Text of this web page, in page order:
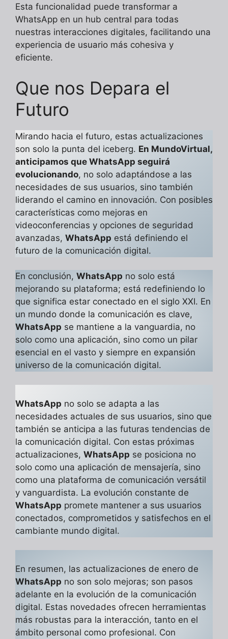
Esta funcionalidad puede transformar a
WhatsApp en un hub central para todas
nuestras interacciones digitales, facilitando una
experiencia de usuario más cohesiva y
eficiente.
Que nos Depara el
Futuro
Mirando hacia el futuro, estas actualizaciones
son solo la punta del iceberg. En MundoVirtual,
anticipamos que WhatsApp seguirá
evolucionando, no solo adaptándose a las
necesidades de sus usuarios, sino también
liderando el camino en innovación. Con posibles
características como mejoras en
videoconferencias y opciones de seguridad
avanzadas, WhatsApp está definiendo el
futuro de la comunicación digital.
En conclusión, WhatsApp no solo está
mejorando su plataforma; está redefiniendo lo
que significa estar conectado en el siglo XXI. En
un mundo donde la comunicación es clave,
WhatsApp se mantiene a la vanguardia, no
solo como una aplicación, sino como un pilar
esencial en el vasto y siempre en expansión
universo de la comunicación digital.
WhatsApp no solo se adapta a las
necesidades actuales de sus usuarios, sino que
también se anticipa a las futuras tendencias de
la comunicación digital. Con estas próximas
actualizaciones, WhatsApp se posiciona no
solo como una aplicación de mensajería, sino
como una plataforma de comunicación versátil
y vanguardista. La evolución constante de
WhatsApp promete mantener a sus usuarios
conectados, comprometidos y satisfechos en el
cambiante mundo digital.
En resumen, las actualizaciones de enero de
WhatsApp no son solo mejoras; son pasos
adelante en la evolución de la comunicación
digital. Estas novedades ofrecen herramientas
más robustas para la interacción, tanto en el
ámbito personal como profesional. Con